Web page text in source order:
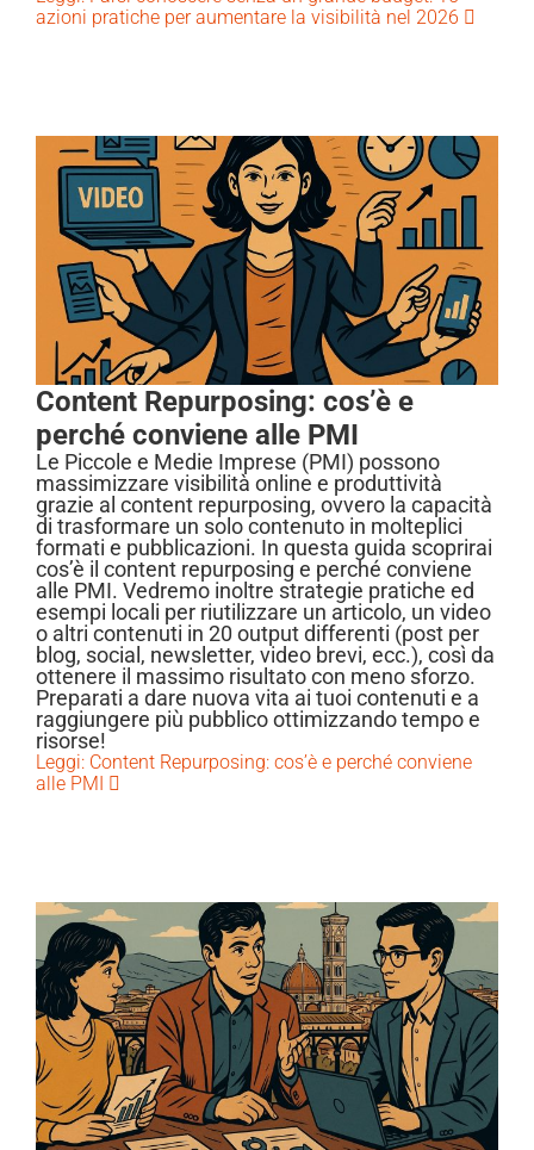
azioni pratiche per aumentare la visibilità nel 2026
Content Repurposing: cos’è e
perché conviene alle PMI
Le Piccole e Medie Imprese (PMI) possono
massimizzare visibilità online e produttività
grazie al content repurposing, ovvero la capacità
di trasformare un solo contenuto in molteplici
formati e pubblicazioni. In questa guida scoprirai
cos’è il content repurposing e perché conviene
alle PMI. Vedremo inoltre strategie pratiche ed
esempi locali per riutilizzare un articolo, un video
o altri contenuti in 20 output differenti (post per
blog, social, newsletter, video brevi, ecc.), così da
ottenere il massimo risultato con meno sforzo.
Preparati a dare nuova vita ai tuoi contenuti e a
raggiungere più pubblico ottimizzando tempo e
risorse!
Leggi: Content Repurposing: cos’è e perché conviene
alle PMI